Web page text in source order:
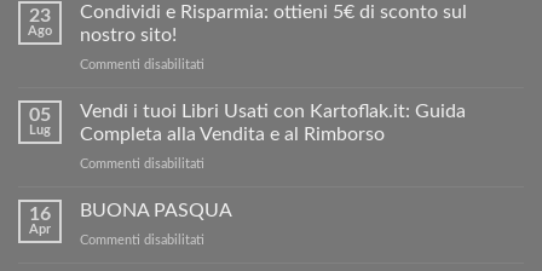
23
Ago
Condividi e Risparmia: ottieni 5€ di sconto sul
nostro sito!
Commenti disabilitati
Risparmia:
sconto
05
Lug
Vendi i tuoi Libri Usati con Kartoflak.it: Guida
Completa alla Vendita e al Rimborso
Commenti disabilitati
i
tuoi
16
Apr
BUONA PASQUA
Commenti disabilitati